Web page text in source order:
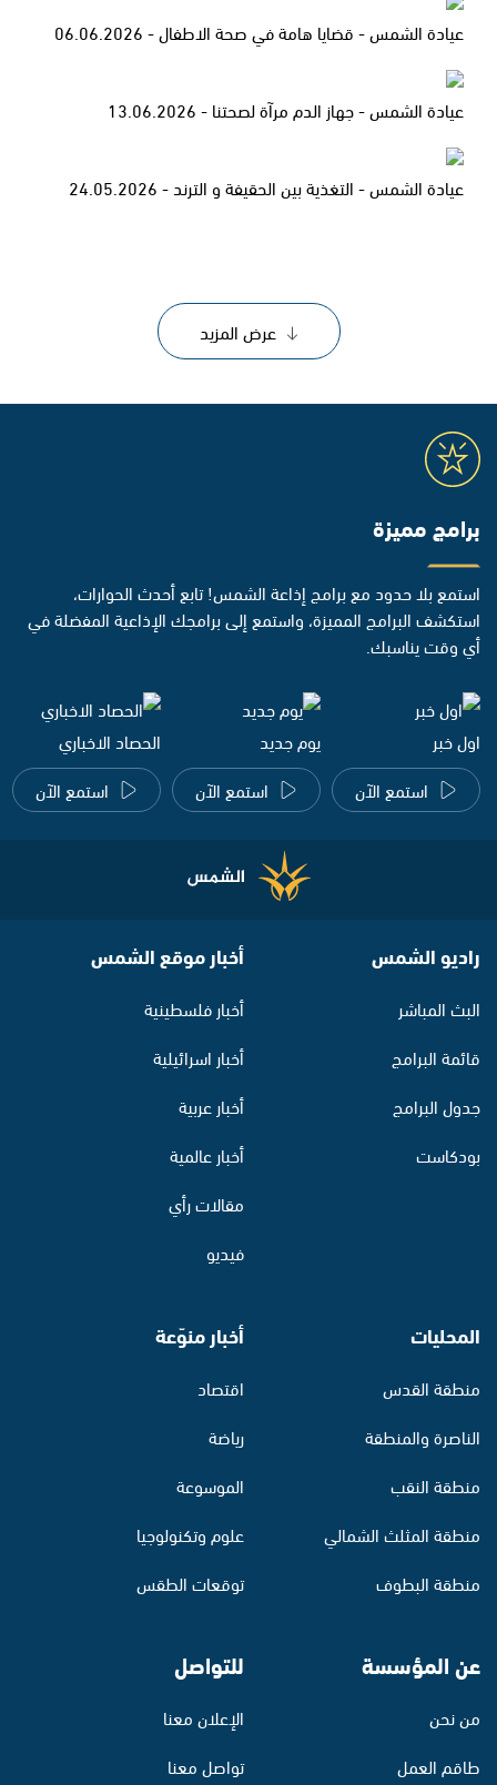
عيادة الشمس - قضايا هامة في صحة الاطفال - 06.06.2026
عيادة الشمس - جهاز الدم مرآة لصحتنا - 13.06.2026
عيادة الشمس - التغذية بين الحقيفة و الترند - 24.05.2026
عرض المزيد
برامج مميزة
استمع بلا حدود مع برامج إذاعة الشمس! تابع أحدث الحوارات،
استكشف البرامج المميزة، واستمع إلى برامجك الإذاعية المفضلة في
أي وقت يناسبك.
اول خبر
استمع الآن
يوم جديد
استمع الآن
الحصاد الاخباري
استمع الآن
راديو الشمس
البث المباشر
قائمة البرامج
جدول البرامج
بودكاست
أخبار موقع الشمس
أخبار فلسطينية
أخبار اسرائيلية
أخبار عربية
أخبار عالمية
مقالات رأي
فيديو
المحليات
منطقة القدس
الناصرة والمنطقة
منطقة النقب
منطقة المثلث الشمالي
منطقة البطوف
أخبار منوّعة
اقتصاد
رياضة
الموسوعة
علوم وتكنولوجيا
توقعات الطقس
عن المؤسسة
من نحن
طاقم العمل
للتواصل
الإعلان معنا
تواصل معنا